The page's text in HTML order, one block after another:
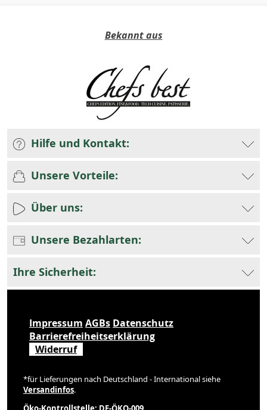
Bekannt aus
Hilfe und Kontakt:
Unsere Vorteile:
Über uns:
Unsere Bezahlarten:
Ihre Sicherheit:
Impressum AGBs Datenschutz
Barrierefreiheitserklärung
Widerruf
*für Lieferungen nach Deutschland - International siehe
Versandinfos.